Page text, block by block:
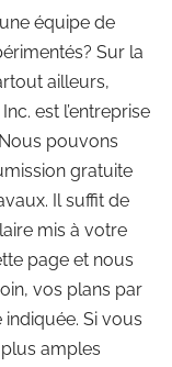
équipe de
Sur la
ailleurs,
est l’entreprise
pouvons
gratuite
Il suffit de
mis à votre
page et nous
vos plans par
indiquée. Si vous
amples